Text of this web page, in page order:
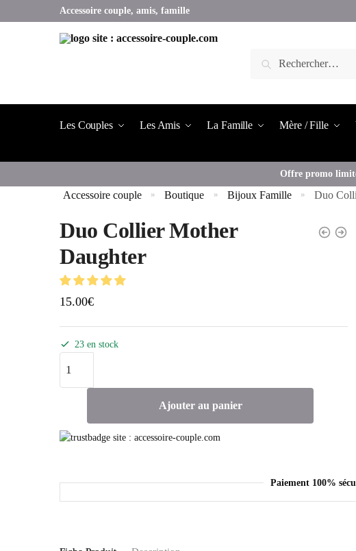
Accessoire couple, amis, famille
Les Couples Les Amis La Famille Mère / Fille
Offre promo
Accessoire couple » Boutique » Bijoux Famille » Duo
Duo Collier Mother
Daughter
15.00€
23 en stock
Ajouter au panier
Paiement 100%